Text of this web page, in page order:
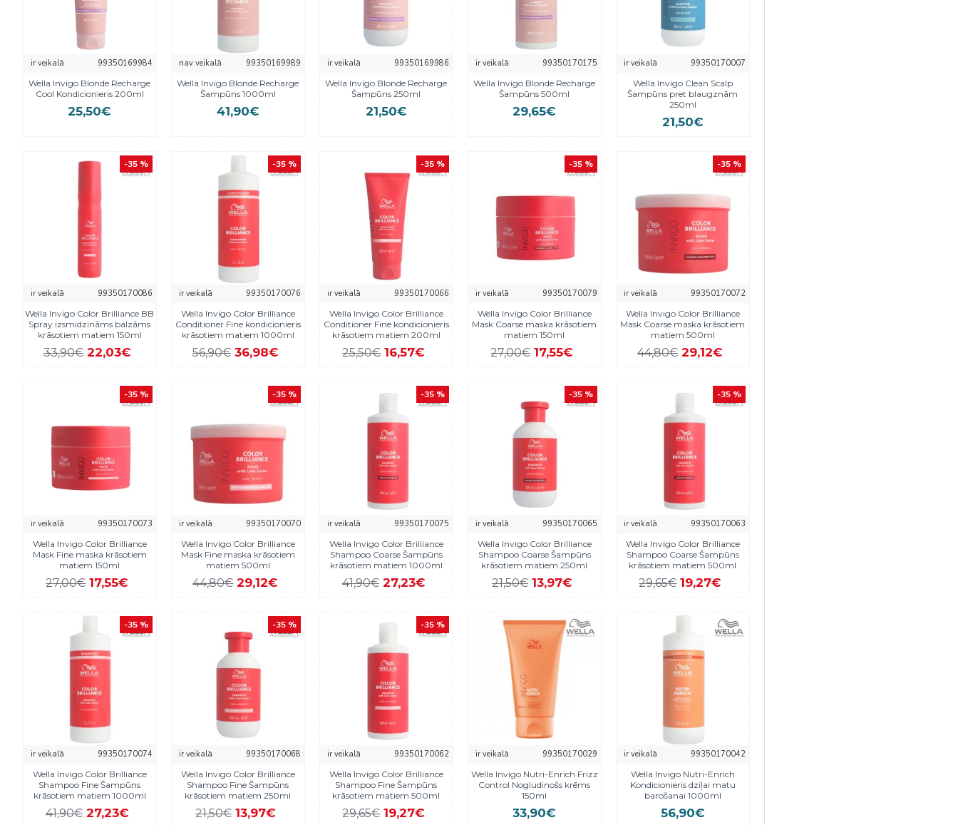
ir veikalā
99350169984
Wella Invigo Blonde Recharge
Cool Kondicionieris 200ml
25,50€
nav veikalā
99350169989
Wella Invigo Blonde Recharge
Šampūns 1000ml
41,90€
ir veikalā
99350169986
Wella Invigo Blonde Recharge
Šampūns 250ml
21,50€
ir veikalā
99350170175
Wella Invigo Blonde Recharge
Šampūns 500ml
29,65€
ir veikalā
99350170007
Wella Invigo Clean Scalp
Šampūns pret blaugznām
250ml
21,50€
-35 %
ir veikalā
99350170086
Wella Invigo Color Brilliance BB
Spray izsmidzināms balzāms
krāsotiem matiem 150ml
33,90€ 22,03€
-35 %
ir veikalā
99350170076
Wella Invigo Color Brilliance
Conditioner Fine kondicionieris
krāsotiem matiem 1000ml
56,90€ 36,98€
-35 %
ir veikalā
99350170066
Wella Invigo Color Brilliance
Conditioner Fine kondicionieris
krāsotiem matiem 200ml
25,50€ 16,57€
-35 %
ir veikalā
99350170079
Wella Invigo Color Brilliance
Mask Coarse maska krāsotiem
matiem 150ml
27,00€ 17,55€
-35 %
ir veikalā
99350170072
Wella Invigo Color Brilliance
Mask Coarse maska krāsotiem
matiem 500ml
44,80€ 29,12€
-35 %
ir veikalā
99350170073
Wella Invigo Color Brilliance
Mask Fine maska krāsotiem
matiem 150ml
27,00€ 17,55€
-35 %
ir veikalā
99350170070
Wella Invigo Color Brilliance
Mask Fine maska krāsotiem
matiem 500ml
44,80€ 29,12€
-35 %
ir veikalā
99350170075
Wella Invigo Color Brilliance
Shampoo Coarse Šampūns
krāsotiem matiem 1000ml
41,90€ 27,23€
-35 %
ir veikalā
99350170065
Wella Invigo Color Brilliance
Shampoo Coarse Šampūns
krāsotiem matiem 250ml
21,50€ 13,97€
-35 %
ir veikalā
99350170063
Wella Invigo Color Brilliance
Shampoo Coarse Šampūns
krāsotiem matiem 500ml
29,65€ 19,27€
-35 %
ir veikalā
99350170074
Wella Invigo Color Brilliance
Shampoo Fine Šampūns
krāsotiem matiem 1000ml
41,90€ 27,23€
-35 %
ir veikalā
99350170068
Wella Invigo Color Brilliance
Shampoo Fine Šampūns
krāsotiem matiem 250ml
21,50€ 13,97€
-35 %
ir veikalā
99350170062
Wella Invigo Color Brilliance
Shampoo Fine Šampūns
krāsotiem matiem 500ml
29,65€ 19,27€
ir veikalā
99350170029
Wella Invigo Nutri-Enrich Frizz
Control Nogludinošs krēms
150ml
33,90€
ir veikalā
99350170042
Wella Invigo Nutri-Enrich
Kondicionieris dziļai matu
barošanai 1000ml
56,90€